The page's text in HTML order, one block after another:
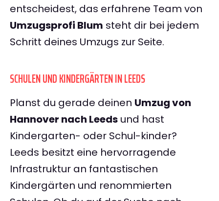
entscheidest, das erfahrene Team von
Umzugsprofi Blum steht dir bei jedem
Schritt deines Umzugs zur Seite.
SCHULEN UND KINDERGÄRTEN IN LEEDS
Planst du gerade deinen Umzug von
Hannover nach Leeds und hast
Kindergarten- oder Schul-kinder?
Leeds besitzt eine hervorragende
Infrastruktur an fantastischen
Kindergärten und renommierten